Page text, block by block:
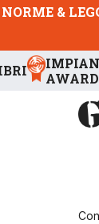
NORME &